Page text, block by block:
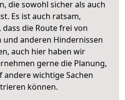
die sowohl sicher als auch
Es ist auch ratsam,
die Route frei von
anderen Hindernissen
auch hier haben wir
gerne die Planung,
andere wichtige Sachen
können.